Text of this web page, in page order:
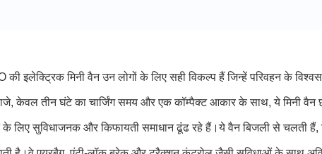
की इलेक्ट्रिक मिनी वैन उन लोगों के लिए सही विकल्प हैं जिन्हें परिवहन के
केवल तीन घंटे का चार्जिंग समय और एक कॉम्पैक्ट आकार के साथ, ये मिनी वैन
लिए सुविधाजनक और किफायती समाधान ढूंढ रहे हैं।ये वैन बिजली से चलती